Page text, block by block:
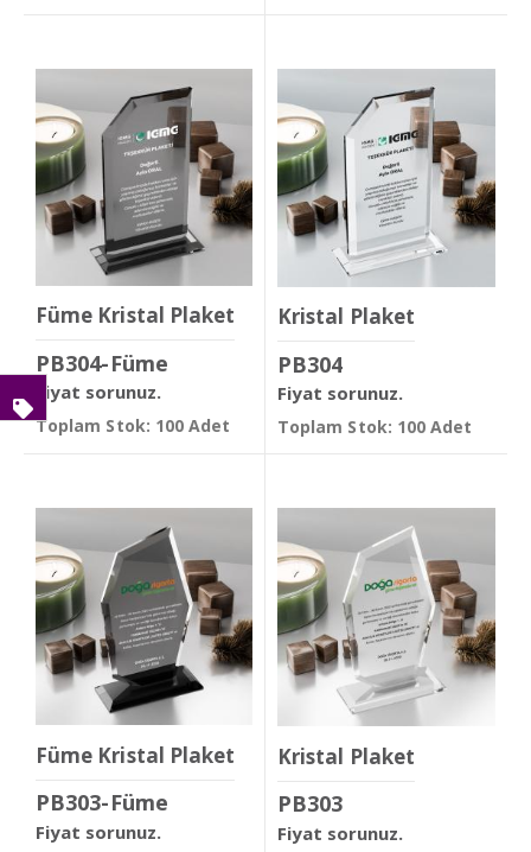
Füme Kristal Plaket
PB304-Füme
Fiyat sorunuz.
Toplam Stok: 100 Adet
Kristal Plaket
PB304
Fiyat sorunuz.
Toplam Stok: 100 Adet
Füme Kristal Plaket
PB303-Füme
Fiyat sorunuz.
Kristal Plaket
PB303
Fiyat sorunuz.